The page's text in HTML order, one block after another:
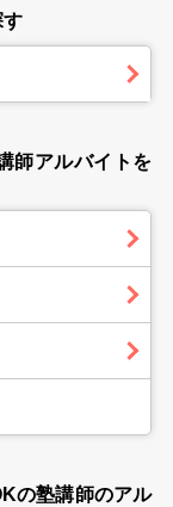
す
師アルバイトを
の塾講師のアル